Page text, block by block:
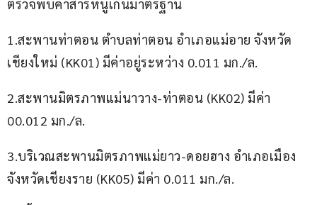
ตรวจพบค่าสารหนูเกินมาตรฐาน
1.สะพานท่าตอน ตำบลท่าตอน อำเภอแม่อาย จังหวัด
เชียงใหม่ (KK01) มีค่าอยู่ระหว่าง 0.011 มก./ล.
2.สะพานมิตรภาพแม่นาวาง-ท่าตอน (KK02) มีค่า
00.012 มก./ล.
3.บริเวณสะพานมิตรภาพแม่ยาว-ดอยฮาง อำเภอเมือง
จังหวัดเชียงราย (KK05) มีค่า 0.011 มก./ล.